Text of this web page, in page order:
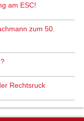
am ESC!
zum 50.
Rechtsruck